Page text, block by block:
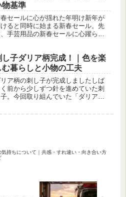
物基準
セールに心が揺れた年明け新年が
ると同時に始まる新春セール。先
、手芸用品の新春セールに心躍ら
得」「限定」「今だけ」という言
。見ているだけで気持ちは高揚し、
作...
し子ダリア柄完成！｜色を楽
む暮らしと小物の工夫
ア柄の刺し子が完成しましたしば
く前から少しずつ針を進めていた刺
子。今回取り組んでいた「ダリア
気持ちについて｜共感・すれ違い・向き合い方